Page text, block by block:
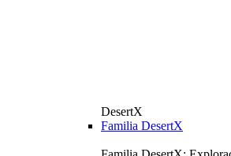
DesertX
Familia DesertX